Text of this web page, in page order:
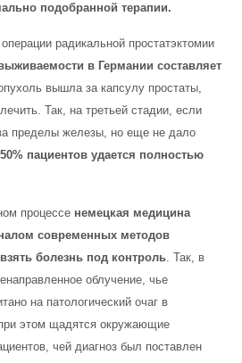
подобранной терапии.
радикальной простатэктомии
в Германии составляет
вышла за капсулу простаты,
Так, на третьей стадии, если
пределы железы, но еще не дало
пациентов удается полностью
процессе немецкая медицина
современных методов
болезнь под контроль. Так, в
облучение, чье
на патологический очаг в
этом щадятся окружающие
чей диагноз был поставлен